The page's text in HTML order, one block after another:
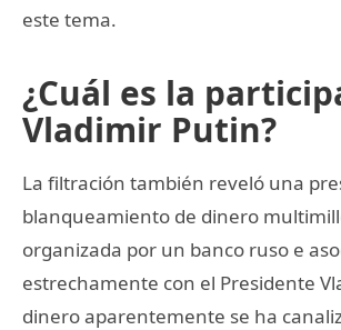
este tema.
¿Cuál es la
Vladimir Putin?
La filtración también reveló una
blanqueamiento de dinero
organizada por un banco ruso e
estrechamente con el Presidente
dinero aparentemente se ha